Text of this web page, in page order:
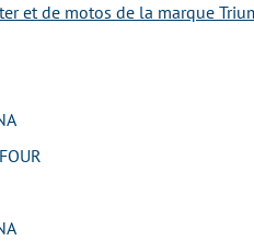
et de motos de la marque